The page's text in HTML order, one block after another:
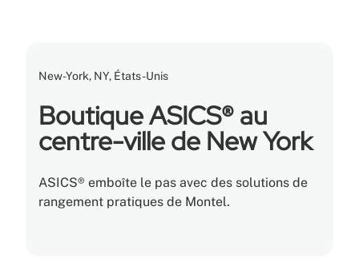
New-York, NY, États-Unis
Boutique ASICS® au
centre-ville de New York
ASICS® emboîte le pas avec des solutions de
rangement pratiques de Montel.